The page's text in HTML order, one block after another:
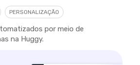
PERSONALIZAÇÃO
por meio de
na Huggy.